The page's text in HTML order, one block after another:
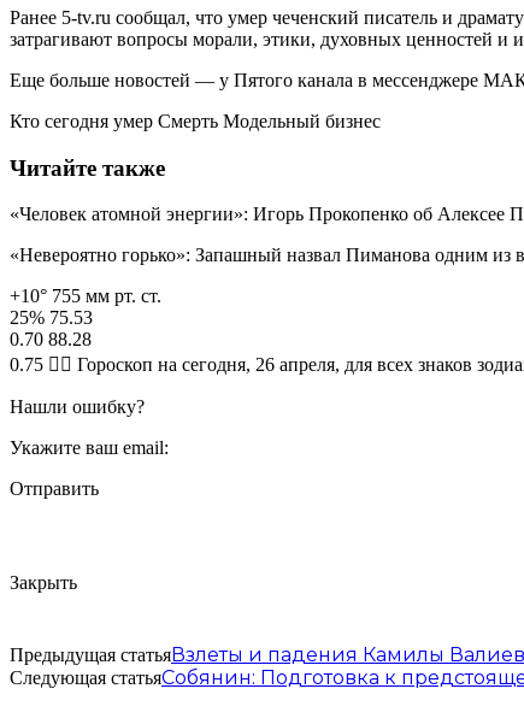
Ранее 5-tv.ru сообщал, что умер чеченский писатель и
затрагивают вопросы морали, этики, духовных ценностей и
Еще больше новостей — у Пятого канала в мессенджере
Кто сегодня умер Смерть Модельный бизнес
Читайте также
«Человек атомной энергии»: Игорь Прокопенко об Алексее
«Невероятно горько»: Запашный назвал Пиманова одним из
+10° 755 мм рт. ст.
25% 75.53
0.70 88.28
0.75 🧙‍♀ Гороскоп на сегодня, 26 апреля, для всех знаков
Нашли ошибку?
Укажите ваш email:
Отправить
Закрыть
Предыдущая статьяВзлеты и падения Камилы
Следующая статьяСобянин: Подготовка к